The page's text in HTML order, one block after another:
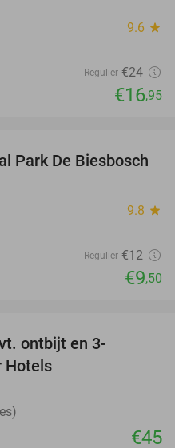
9.6 star
Regulier €24
€16,95
21%
Park De Biesbosch
9.8 star
Regulier €12
€9,50
ontbijt en 3-
Hotels
€45